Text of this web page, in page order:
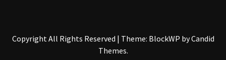
Copyright All Rights Reserved | Theme: BlockWP byCandid
Themes.